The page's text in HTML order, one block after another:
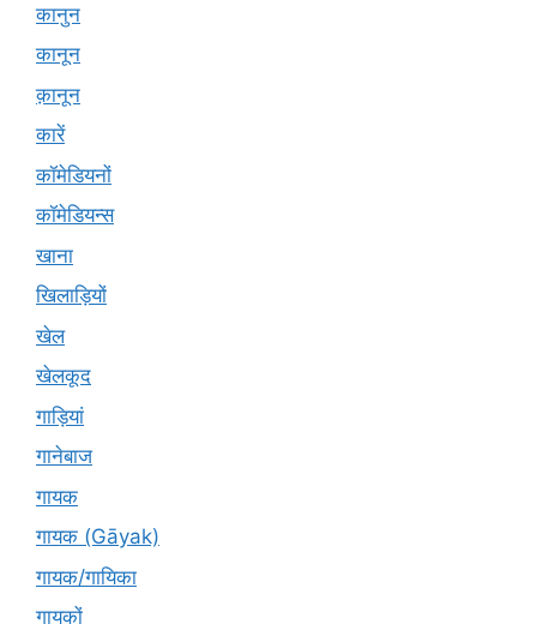
कानुन
कानून
क़ानून
कारें
कॉमेडियनों
कॉमेडियन्स
खाना
खिलाड़ियों
खेल
खेलकूद
गाड़ियां
गानेबाज
गायक
गायक (Gāyak)
गायक/गायिका
गायकों